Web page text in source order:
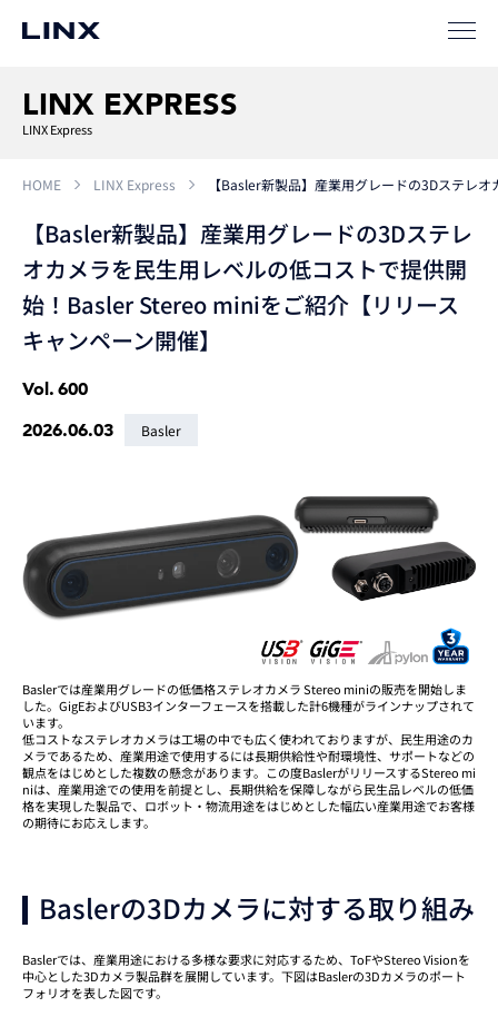
LINX EXPRESS
LINX Express
HOME LINX Express 【Basler新製品】産業用グレードの3Dステレ
【Basler新製品】産業用グレードの3Dステレ
オカメラを民生用レベルの低コストで提供開
始！Basler Stereo miniをご紹介【リリース
キャンペーン開催】
Vol. 600
2026.06.03
Basler
Baslerでは産業用グレードの低価格ステレオカメラ Stereo miniの販売を開始しま
した。GigEおよびUSB3インターフェースを搭載した計6機種がラインナップされて
います。
低コストなステレオカメラは工場の中でも広く使われておりますが、民生用途のカ
メラであるため、産業用途で使用するには長期供給性や耐環境性、サポートなどの
観点をはじめとした複数の懸念があります。この度BaslerがリリースするStereo mi
niは、産業用途での使用を前提とし、長期供給を保障しながら民生品レベルの低価
格を実現した製品で、ロボット・物流用途をはじめとした幅広い産業用途でお客様
の期待にお応えします。
Baslerの3Dカメラに対する取り組み
Baslerでは、産業用途における多様な要求に対応するため、ToFやStereo Visionを
中心とした3Dカメラ製品群を展開しています。下図はBaslerの3Dカメラのポート
フォリオを表した図です。